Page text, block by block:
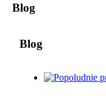
Blog
Blog